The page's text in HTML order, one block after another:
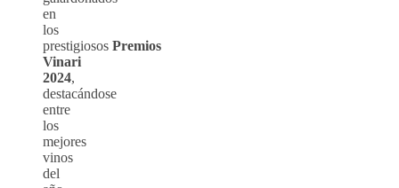
en
los
prestigiosos Premios
Vinari
2024,
destacándose
entre
los
mejores
vinos
del